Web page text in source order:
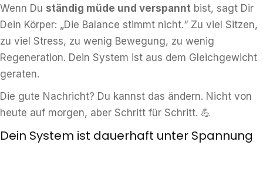
Wenn Du ständig müde und verspannt bist, sagt Dir
Dein Körper: „Die Balance stimmt nicht.“ Zu viel Sitzen,
zu viel Stress, zu wenig Bewegung, zu wenig
Regeneration. Dein System ist aus dem Gleichgewicht
geraten.
Die gute Nachricht? Du kannst das ändern. Nicht von
heute auf morgen, aber Schritt für Schritt. 💪
Dein System ist dauerhaft unter Spannung